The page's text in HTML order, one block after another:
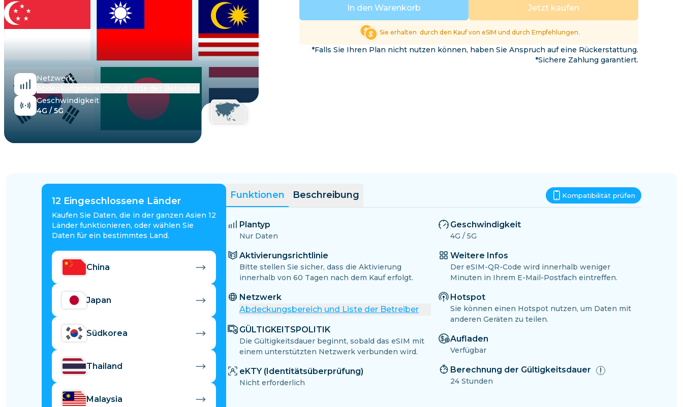
Alle Ziele erkunden
Netzwerk
Geschwindigkeit
4G / 5G
In den Warenkorb Jetzt kaufen
Sie erhalten durch den Kauf von eSIM und durch Empfehlungen.
*Falls Sie Ihren Plan nicht nutzen können, haben Sie Anspruch auf eine Rückerstattung.
*Sichere Zahlung garantiert.
12 Eingeschlossene Länder
Kaufen Sie Daten, die in der ganzen Asien 12
Länder funktionieren, oder wählen Sie
Daten für ein bestimmtes Land.
China
Japan
Südkorea
Thailand
Malaysia
Funktionen Beschreibung Kompatibilität prüfen
Plantyp
Nur Daten
Aktivierungsrichtlinie
Bitte stellen Sie sicher, dass die Aktivierung
innerhalb von 60 Tagen nach dem Kauf erfolgt.
Netzwerk
Abdeckungsbereich und Liste der Betreiber
GÜLTIGKEITSPOLITIK
Die Gültigkeitsdauer beginnt, sobald das eSIM mit
einem unterstützten Netzwerk verbunden wird.
eKTY (Identitätsüberprüfung)
Nicht erforderlich
Geschwindigkeit
4G / 5G
Weitere Infos
Der eSIM-QR-Code wird innerhalb weniger
Minuten in Ihrem E-Mail-Postfach eintreffen.
Hotspot
Sie können einen Hotspot nutzen, um Daten mit
anderen Geräten zu teilen.
Aufladen
Verfügbar
Berechnung der Gültigkeitsdauer
24 Stunden